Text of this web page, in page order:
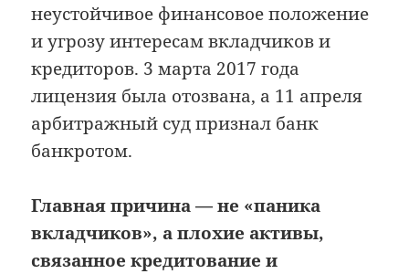
неустойчивое финансовое положение
и угрозу интересам вкладчиков и
кредиторов. 3 марта 2017 года
лицензия была отозвана, а 11 апреля
арбитражный суд признал банк
банкротом.
Главная причина — не «паника
вкладчиков», а плохие активы,
связанное кредитование и